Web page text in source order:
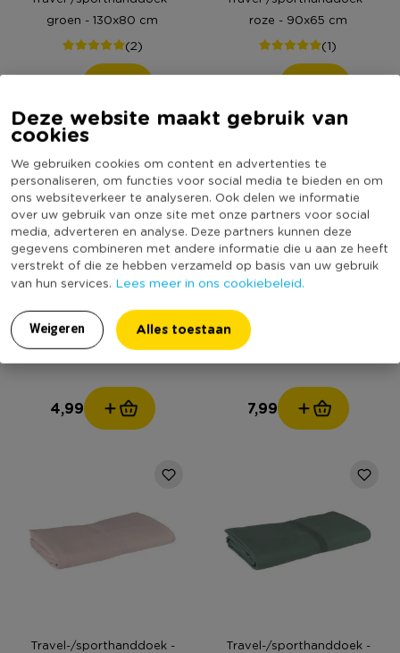
Deze website maakt gebruik van
cookies
We gebruiken cookies om content en advertenties te
personaliseren, om functies voor social media te bieden en om
ons websiteverkeer te analyseren. Ook delen we informatie
over uw gebruik van onze site met onze partners voor social
media, adverteren en analyse. Deze partners kunnen deze
gegevens combineren met andere informatie die u aan ze heeft
verstrekt of die ze hebben verzameld op basis van uw gebruik
van hun services. Lees meer in ons cookiebeleid.
Weigeren Alles toestaan
groen - 130x80 cm
(2)
roze - 90x65 cm
(1)
Travel-/sporthanddoek -
groen - 90x65 cm
4,99
Travel-/sporthanddoek -
roze - 130x80 cm
7,99
Travel-/sporthanddoek -
Travel-/sporthanddoek -